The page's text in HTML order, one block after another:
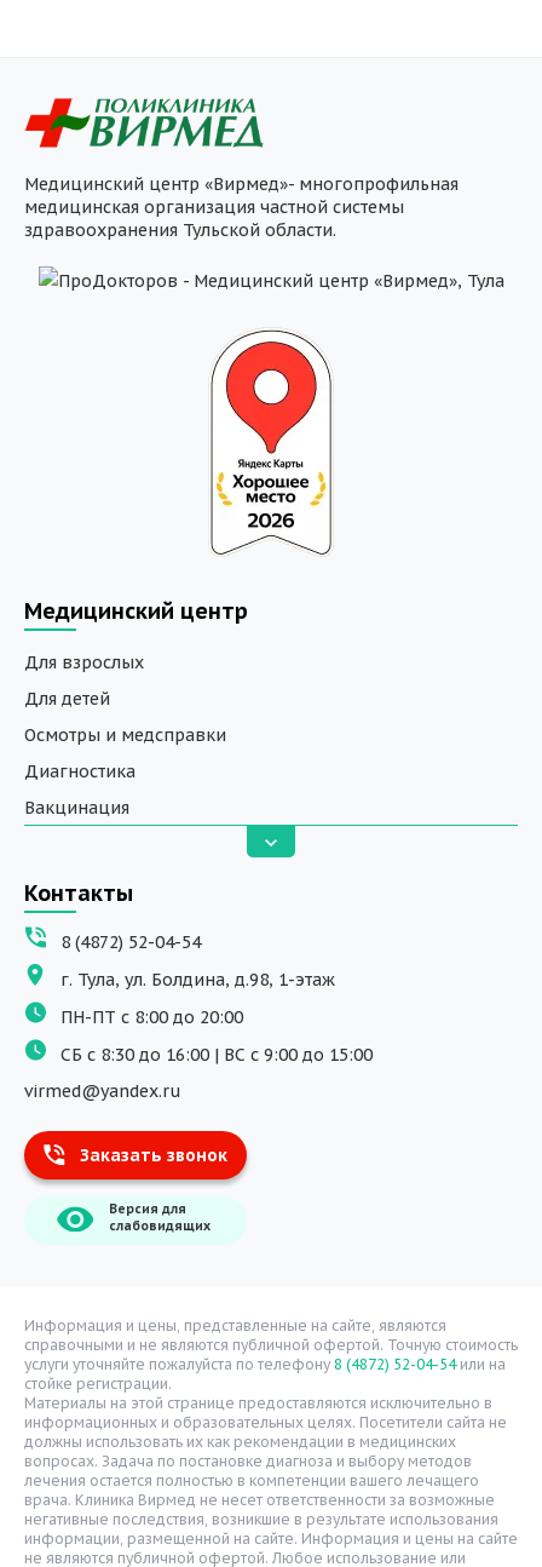
Медицинский центр «Вирмед»- многопрофильная
медицинская организация частной системы
здравоохранения Тульской области.
Медицинский центр
Для взрослых
Для детей
Осмотры и медсправки
Диагностика
Вакцинация
Вызов на дом
ДНК исследования
Программы обучения
Физиотерапия
ДМС
Массаж
Тест на хеликобактер
Информация
О компании
Расписание врачей
Надзорные органы
Статьи
Вопрос-ответ
Видео
Вакансии
Карта сайта
Контакты
8 (4872) 52-04-54
г. Тула, ул. Болдина, д.98, 1-этаж
ПН-ПТ с 8:00 до 20:00
СБ с 8:30 до 16:00 | ВС с 9:00 до 15:00
virmed@yandex.ru
Заказать звонок
Версия для
слабовидящих
Информация и цены, представленные на сайте, являются
справочными и не являются публичной офертой. Точную стоимость
услуги уточняйте пожалуйста по телефону 8 (4872) 52-04-54или на
стойке регистрации.
Материалы на этой странице предоставляются исключительно в
информационных и образовательных целях. Посетители сайта не
должны использовать их как рекомендации в медицинских
вопросах. Задача по постановке диагноза и выбору методов
лечения остается полностью в компетенции вашего лечащего
врача. Клиника Вирмед не несет ответственности за возможные
негативные последствия, возникшие в результате использования
информации, размещенной на сайте. Информация и цены на сайте
не являются публичной офертой. Любое использование или